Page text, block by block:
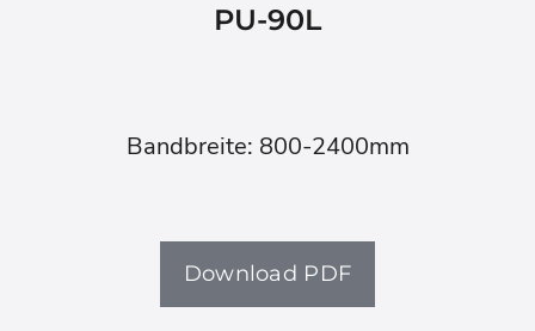
PU-90L
Bandbreite: 800-2400mm
Download PDF